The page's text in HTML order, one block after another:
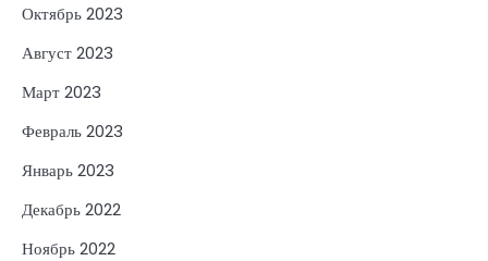
Октябрь 2023
Август 2023
Март 2023
Февраль 2023
Январь 2023
Декабрь 2022
Ноябрь 2022